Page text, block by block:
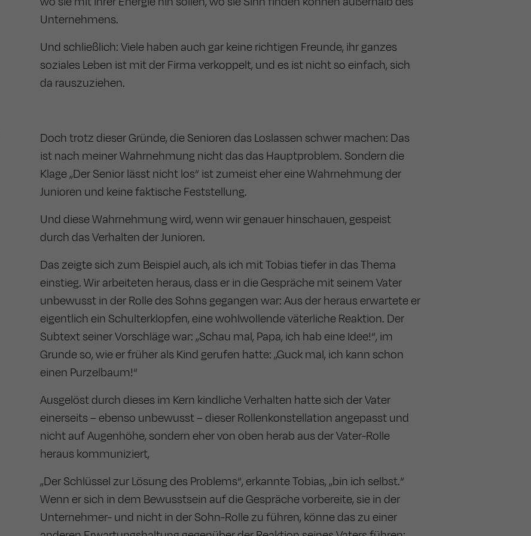
Unternehmens.
Und schließlich: Viele haben auch gar keine richtigen Freunde, ihr ganzes
soziales Leben ist mit der Firma verkoppelt, und es ist nicht so einfach, sich
da rauszuziehen.
Doch trotz dieser Gründe, die Senioren das Loslassen schwer machen: Das
ist nach meiner Wahrnehmung nicht das das Hauptproblem. Sondern die
Klage „Der Senior lässt nicht los“ ist zumeist eher eine Wahrnehmung der
Junioren und keine faktische Feststellung.
Und diese Wahrnehmung wird, wenn wir genauer hinschauen, gespeist
durch das Verhalten der Junioren.
Das zeigte sich zum Beispiel auch, als ich mit Tobias tiefer in das Thema
einstieg. Wir arbeiteten heraus, dass er in die Gespräche mit seinem Vater
unbewusst in der Rolle des Sohns gegangen war: Aus der heraus erwartete er
eigentlich ein Schulterklopfen, eine wohlwollende väterliche Reaktion. Der
Subtext seiner Vorschläge war: „Schau mal, Papa, ich hab eine Idee!“, im
Grunde so, wie er früher als Kind gerufen hatte: „Guck mal, ich kann schon
einen Purzelbaum!“
Ausgelöst durch dieses im Kern kindliche Verhalten hatte sich der Vater
einerseits – ebenso unbewusst – dieser Rollenkonstellation angepasst und
nicht auf Augenhöhe, sondern eher von oben herab aus der Vater-Rolle
heraus kommuniziert,
„Der Schlüssel zur Lösung des Problems“, erkannte Tobias, „bin ich selbst.“
Wenn er sich in dem Bewusstsein auf die Gespräche vorbereite, sie in der
Unternehmer- und nicht in der Sohn-Rolle zu führen, könne das zu einer